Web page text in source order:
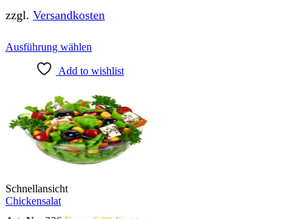
zzgl. Versandkosten
Ausführung wählen
weist
Varianten
auf.
Die
Optionen
können
auf
Add to wishlist
Schnellansicht
Chickensalat